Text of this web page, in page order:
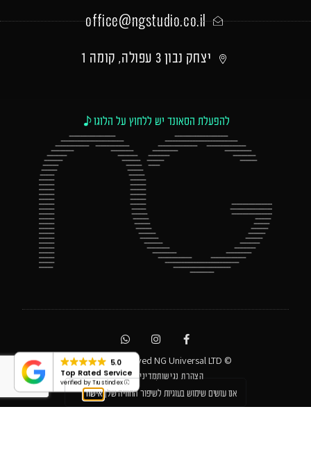
office@ngstudio.co.il
יצחק נבון 3 עפולה, קומה 1
להפעלת הסאונד יש ללחוץ על הלוגו
© All rights reserved NG Universal LTD
הצהרת נגישותמדיניות פרטיות
5.0
Top Rated Service
verified by Trustindex
אנו עושים שימוש בעוגיות לשיפור החוויה שלך אישור